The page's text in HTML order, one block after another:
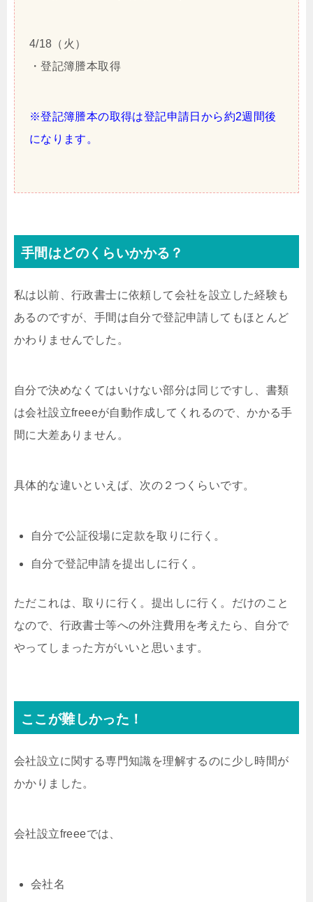
4/18（火）
・登記簿謄本取得
※登記簿謄本の取得は登記申請日から約2週間後
になります。
手間はどのくらいかかる？
私は以前、行政書士に依頼して会社を設立した経験も
あるのですが、手間は自分で登記申請してもほとんど
かわりませんでした。
自分で決めなくてはいけない部分は同じですし、書類
は会社設立freeeが自動作成してくれるので、かかる手
間に大差ありません。
具体的な違いといえば、次の２つくらいです。
自分で公証役場に定款を取りに行く。
自分で登記申請を提出しに行く。
ただこれは、取りに行く。提出しに行く。だけのこと
なので、行政書士等への外注費用を考えたら、自分で
やってしまった方がいいと思います。
ここが難しかった！
会社設立に関する専門知識を理解するのに少し時間が
かかりました。
会社設立freeeでは、
会社名